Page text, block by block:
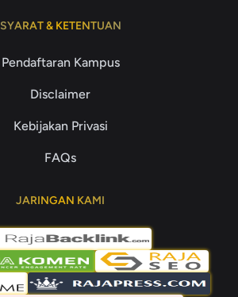
SYARAT & KETENTUAN
Pendaftaran Kampus
Disclaimer
Kebijakan Privasi
FAQs
JARINGAN KAMI